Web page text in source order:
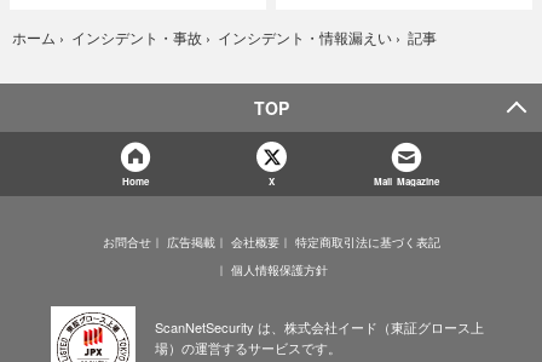
ホーム › インシデント・事故 › インシデント・情報漏えい › 記事
TOP
Home X Mail Magazine
お問合せ 広告掲載 会社概要
特定商取引法に基づく表記
個人情報保護方針
ScanNetSecurity は、株式会社イード（東証グロース上
場）の運営するサービスです。